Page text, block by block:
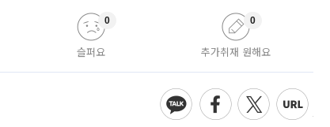
슬퍼요
0
추가취재 원해요
0